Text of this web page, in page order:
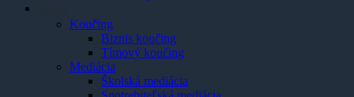
Koučing
Biznis koučing
Tímový koučing
Mediácia
Školská mediácia